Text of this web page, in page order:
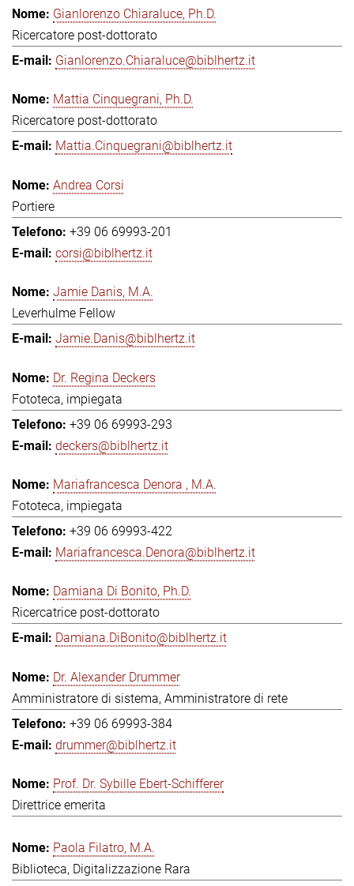
Gianlorenzo Chiaraluce, Ph.D.
Ricercatore post-dottorato
Gianlorenzo.Chiaraluce@biblhertz.it
Mattia Cinquegrani, Ph.D.
Ricercatore post-dottorato
Mattia.Cinquegrani@biblhertz.it
Andrea Corsi
Portiere
+39 06 69993-201
corsi@biblhertz.it
Jamie Danis, M.A.
Leverhulme Fellow
Jamie.Danis@biblhertz.it
Dr. Regina Deckers
Fototeca, impiegata
+39 06 69993-293
deckers@biblhertz.it
Mariafrancesca Denora , M.A.
Fototeca, impiegata
+39 06 69993-422
Mariafrancesca.Denora@biblhertz.it
Damiana Di Bonito, Ph.D.
Ricercatrice post-dottorato
Damiana.DiBonito@biblhertz.it
Dr. Alexander Drummer
Amministratore di sistema, Amministratore di rete
+39 06 69993-384
drummer@biblhertz.it
Prof. Dr. Sybille Ebert-Schifferer
Direttrice emerita
Paola Filatro, M.A.
Biblioteca, Digitalizzazione Rara